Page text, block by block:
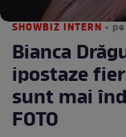
SHOWBIZ INTERN •
Bianca
ipostaze
sunt mai
FOTO